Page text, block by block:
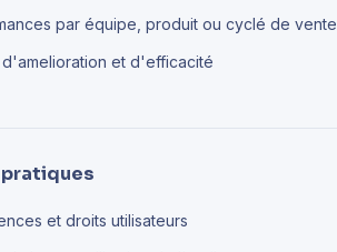
par équipe, produit ou cyclé de vente
et d'efficacité
et droits utilisateurs